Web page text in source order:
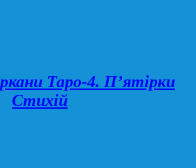
Таро-4. П’ятірки
Стихій